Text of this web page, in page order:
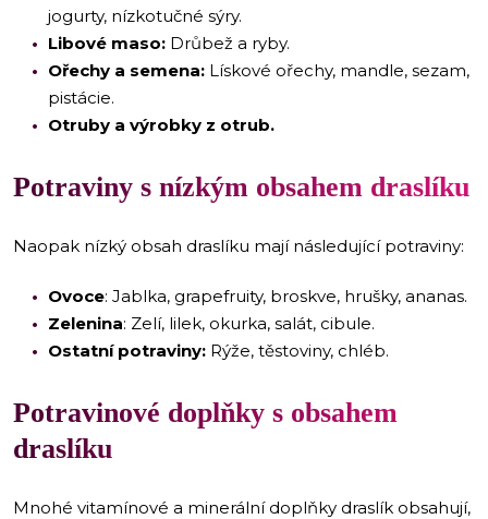
jogurty, nízkotučné sýry.
Libové maso: Drůbež a ryby.
Ořechy a semena: Lískové ořechy, mandle, sezam,
pistácie.
Otruby a výrobky z otrub.
Potraviny s nízkým obsahem draslíku
Naopak nízký obsah draslíku mají následující potraviny:
Ovoce: Jablka, grapefruity, broskve, hrušky, ananas.
Zelenina: Zelí, lilek, okurka, salát, cibule.
Ostatní potraviny: Rýže, těstoviny, chléb.
Potravinové doplňky s obsahem
draslíku
Mnohé vitamínové a minerální doplňky draslík obsahují,